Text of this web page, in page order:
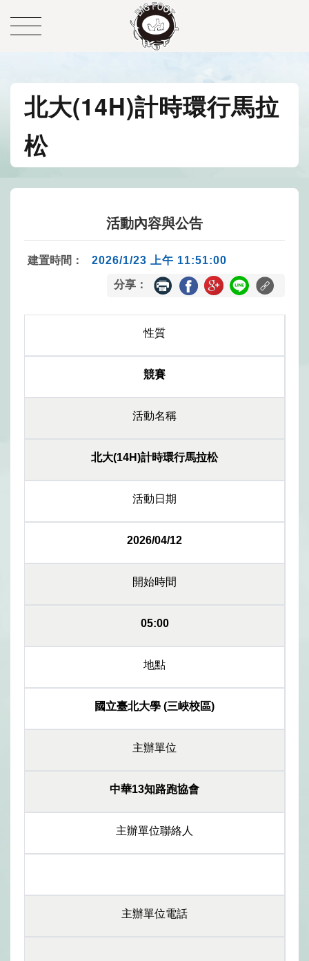
北大(14H)計時環行馬拉
松
活動內容與公告
建置時間： 2026/1/23 上午 11:51:00
分享：
性質
競賽
活動名稱
北大(14H)計時環行馬拉松
活動日期
2026/04/12
開始時間
05:00
地點
國立臺北大學 (三峽校區)
主辦單位
中華13知路跑協會
主辦單位聯絡人
主辦單位電話